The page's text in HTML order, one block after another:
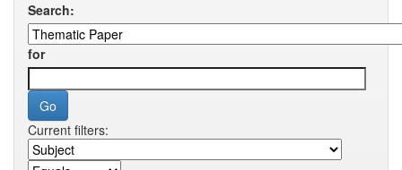
Search:
for
Current filters: